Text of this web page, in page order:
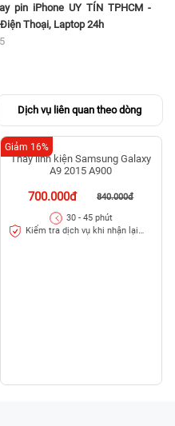
pin iPhone UY TÍN TPHCM -
Thoại, Laptop 24h
Dịch vụ liên quan theo dòng
Thay linh kiện Samsung Galaxy
A9 2015 A900
700.000đ 840.000đ
Giảm 16%
30 - 45 phút
Kiểm tra dịch vụ khi nhận lại